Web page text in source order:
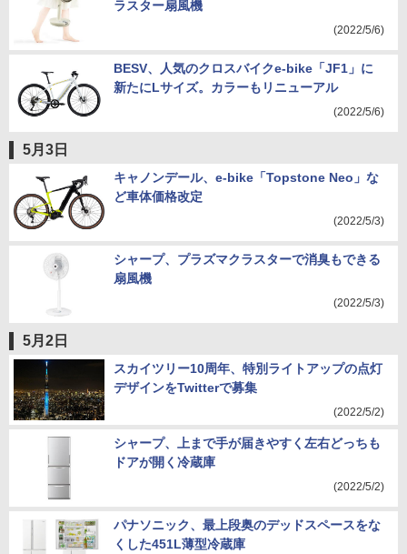
ラスター扇風機
(2022/5/6)
BESV、人気のクロスバイクe-bike「JF1」に
新たにLサイズ。カラーもリニューアル
(2022/5/6)
5月3日
キャノンデール、e-bike「Topstone Neo」な
ど車体価格改定
(2022/5/3)
シャープ、プラズマクラスターで消臭もできる
扇風機
(2022/5/3)
5月2日
スカイツリー10周年、特別ライトアップの点灯
デザインをTwitterで募集
(2022/5/2)
シャープ、上まで手が届きやすく左右どっちも
ドアが開く冷蔵庫
(2022/5/2)
パナソニック、最上段奥のデッドスペースをな
くした451L薄型冷蔵庫